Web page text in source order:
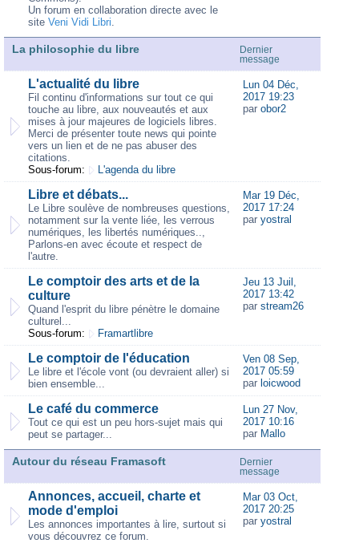
Un forum en collaboration directe avec le
site Veni Vidi Libri.
La philosophie du libre
Dernier
message
L'actualité du libre
Fil continu d'informations sur tout ce qui
touche au libre, aux nouveautés et aux
mises à jour majeures de logiciels libres.
Merci de présenter toute news qui pointe
vers un lien et de ne pas abuser des
citations.
Sous-forum:
L'agenda du libre
Lun 04 Déc,
2017 19:23
par obor2
Libre et débats...
Le Libre soulève de nombreuses questions,
notamment sur la vente liée, les verrous
numériques, les libertés numériques..,
Parlons-en avec écoute et respect de
l'autre.
Mar 19 Déc,
2017 17:24
par yostral
Le comptoir des arts et de la
culture
Quand l'esprit du libre pénètre le domaine
culturel...
Sous-forum:
Framartlibre
Jeu 13 Juil,
2017 13:42
par stream26
Le comptoir de l'éducation
Le libre et l'école vont (ou devraient aller) si
bien ensemble...
Ven 08 Sep,
2017 05:59
par loicwood
Le café du commerce
Tout ce qui est un peu hors-sujet mais qui
peut se partager...
Lun 27 Nov,
2017 10:16
par Mallo
Autour du réseau Framasoft
Dernier
message
Annonces, accueil, charte et
mode d'emploi
Les annonces importantes à lire, surtout si
vous découvrez ce forum.
Mar 03 Oct,
2017 20:25
par yostral